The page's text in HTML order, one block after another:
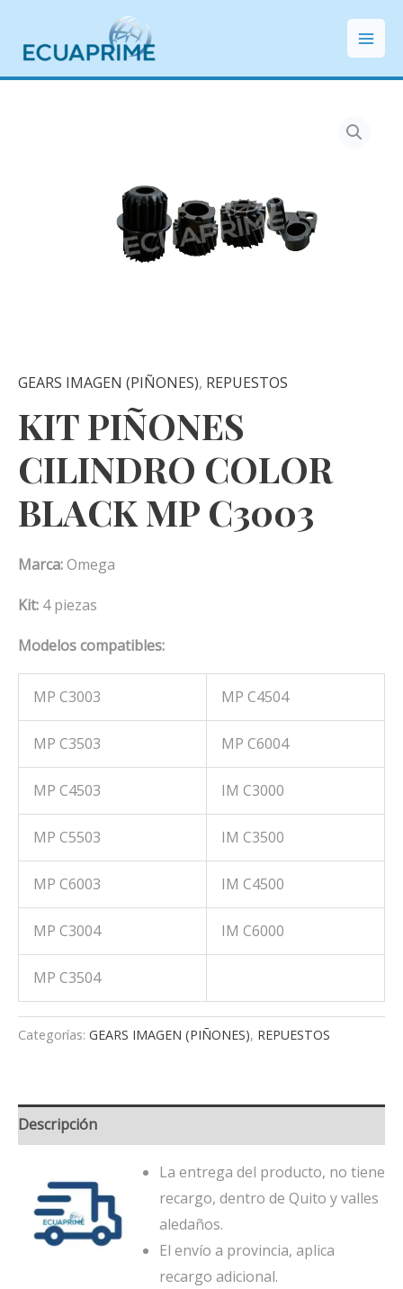
contenido
GEARS IMAGEN (PIÑONES), REPUESTOS
KIT PIÑONES
CILINDRO COLOR
BLACK MP C3003
Marca:Omega
Kit: 4 piezas
Modelos compatibles:
MP C3003 MP C4504
MP C3503 MP C6004
MP C4503 IM C3000
MP C5503 IM C3500
MP C6003 IM C4500
MP C3004 IM C6000
MP C3504
Categorías: GEARS IMAGEN (PIÑONES), REPUESTOS
Descripción
La entrega del producto, no tiene
recargo, dentro de Quito y valles
aledaños.
El envío a provincia, aplica
recargo adicional.